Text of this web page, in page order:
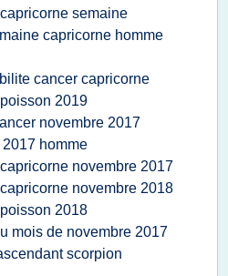
semaine
capricorne homme
cancer capricorne
2019
novembre 2017
homme
novembre 2017
novembre 2018
2018
mois de novembre 2017
scorpion